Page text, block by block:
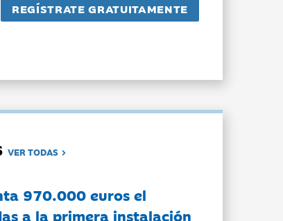
VER TODAS
970.000 euros el
a la primera instalación